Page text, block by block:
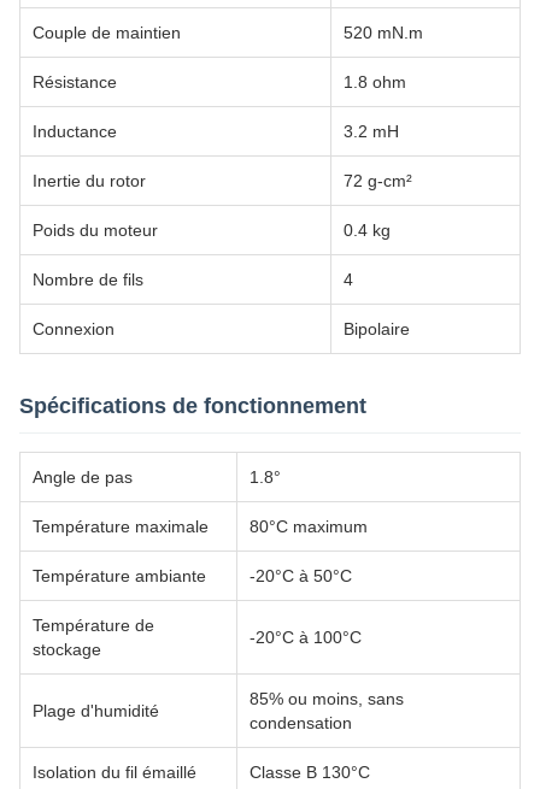
Couple de maintien 520 mN.m
Résistance 1.8 ohm
Inductance 3.2 mH
Inertie du rotor 72 g-cm²
Poids du moteur 0.4 kg
Nombre de fils 4
Connexion Bipolaire
Spécifications de fonctionnement
Angle de pas 1.8°
Température maximale 80°C maximum
Température ambiante -20°C à 50°C
Température de
stockage
-20°C à 100°C
Plage d'humidité
85% ou moins, sans
condensation
Isolation du fil émaillé Classe B 130°C